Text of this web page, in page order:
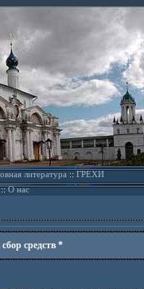
литература::ГРЕХИ
О нас
средств *